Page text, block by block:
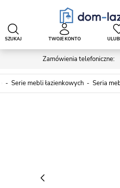
Zamówienia telefoniczne:
SZUKAJ TWOJE KONTO
Serie mebli łazienkowych Seria